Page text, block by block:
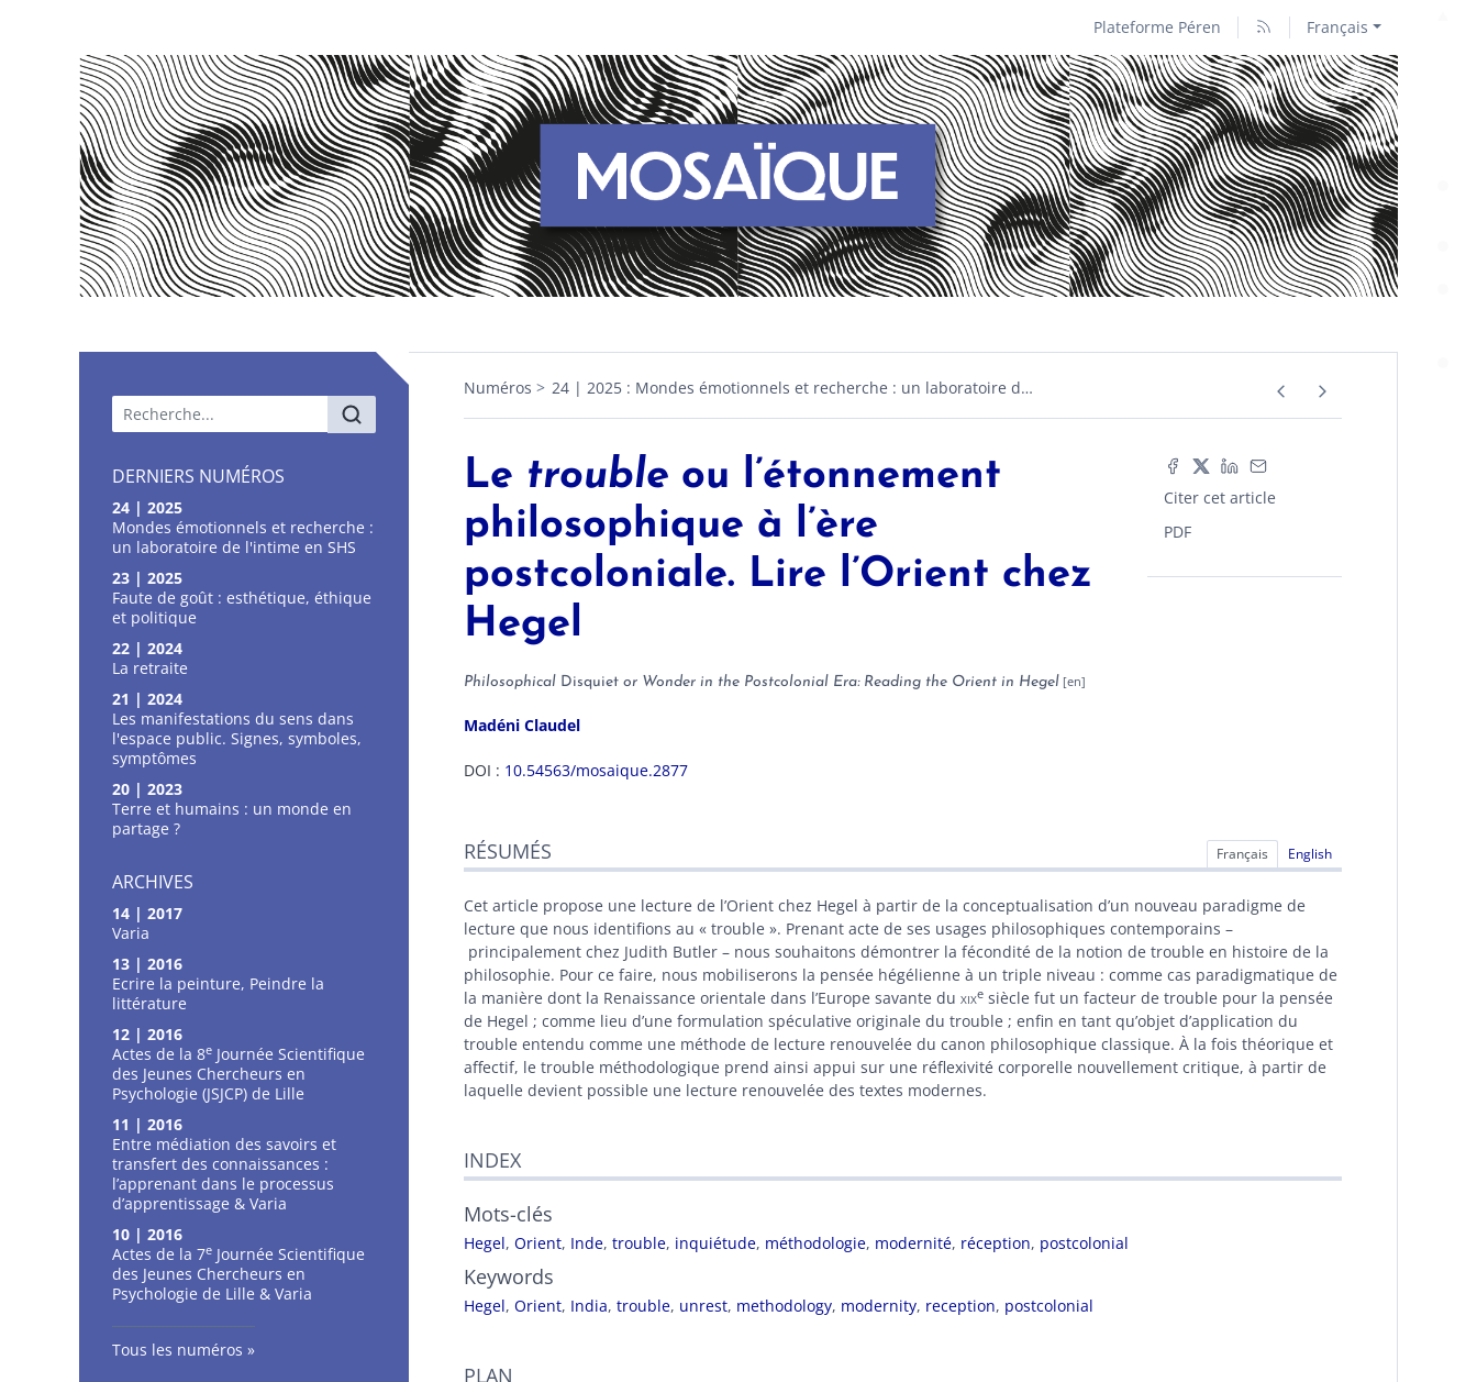
Plateforme Péren Français
Menu principal
DERNIERS NUMÉROS
24 | 2025
Mondes émotionnels et recherche :
un laboratoire de l'intime en SHS
23 | 2025
Faute de goût : esthétique, éthique
et politique
22 | 2024
La retraite
21 | 2024
Les manifestations du sens dans
l'espace public. Signes, symboles,
symptômes
20 | 2023
Terre et humains : un monde en
partage ?
ARCHIVES
14 | 2017
Varia
13 | 2016
Ecrire la peinture, Peindre la
littérature
12 | 2016
Actes de la 8e Journée Scientifique
des Jeunes Chercheurs en
Psychologie (JSJCP) de Lille
11 | 2016
Entre médiation des savoirs et
transfert des connaissances :
l’apprenant dans le processus
d’apprentissage & Varia
10 | 2016
Actes de la 7e Journée Scientifique
des Jeunes Chercheurs en
Psychologie de Lille & Varia
Tous les numéros
Numéros 24 | 2025 : Mondes émotionnels et recherche : un laboratoire d…
Citer cet article
PDF
Le trouble ou l’étonnement
philosophique à l’ère
postcoloniale. Lire l’Orient chez
Hegel
Philosophical Disquiet or Wonder in the Postcolonial Era: Reading the Orient in Hegel
Madéni Claudel
DOI : 10.54563/mosaique.2877
Index
Plan
Texte
Bibliographie
Notes
Citer cet article
Auteur
RÉSUMÉS Français English
Cet article propose une lecture de l’Orient chez Hegel à partir de la conceptualisation d’un nouveau paradigme de
lecture que nous identifions au « trouble ». Prenant acte de ses usages philosophiques contemporains –
principalement chez Judith Butler – nous souhaitons démontrer la fécondité de la notion de trouble en histoire de la
philosophie. Pour ce faire, nous mobiliserons la pensée hégélienne à un triple niveau : comme cas paradigmatique de
la manière dont la Renaissance orientale dans l’Europe savante du xixe siècle fut un facteur de trouble pour la pensée
de Hegel ; comme lieu d’une formulation spéculative originale du trouble ; enfin en tant qu’objet d’application du
trouble entendu comme une méthode de lecture renouvelée du canon philosophique classique. À la fois théorique et
affectif, le trouble méthodologique prend ainsi appui sur une réflexivité corporelle nouvellement critique, à partir de
laquelle devient possible une lecture renouvelée des textes modernes.
INDEX
Mots-clés
Hegel, Orient, Inde, trouble, inquiétude, méthodologie, modernité, réception, postcolonial
Keywords
Hegel, Orient, India, trouble, unrest, methodology, modernity, reception, postcolonial
PLAN